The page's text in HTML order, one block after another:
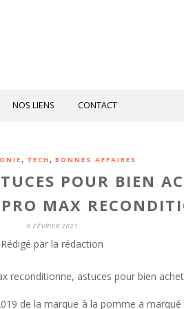
NOS LIENS CONTACT
, TECH , BONNES AFFAIRES
POUR BIEN
MAX
8 FÉVRIER 2021
Rédigé par la rédaction
de la marque à la pomme a